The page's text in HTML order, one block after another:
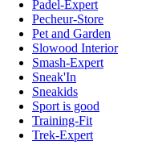
Padel-Expert
Pecheur-Store
Pet and Garden
Slowood Interior
Smash-Expert
Sneak'In
Sneakids
Sport is good
Training-Fit
Trek-Expert